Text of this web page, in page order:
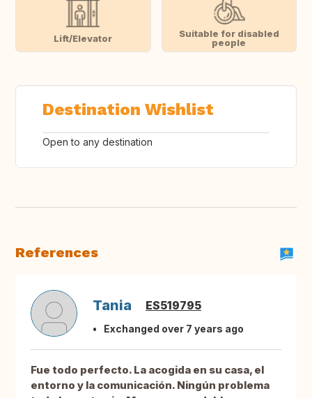
Lift/Elevator
Suitable for disabled
people
Destination Wishlist
Open to any destination
References
Tania ES519795
Exchanged over 7 years ago
Fue todo perfecto. La acogida en su casa, el
entorno y la comunicación. Ningún problema